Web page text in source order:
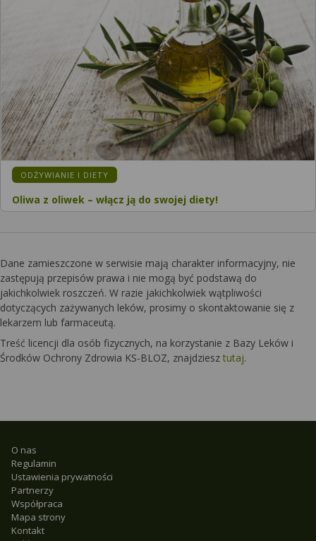
KATEGORIA:
ODŻYWIANIE I DIETY
Oliwa z oliwek – włącz ją do swojej diety!
Dane zamieszczone w serwisie mają charakter informacyjny, nie
zastępują przepisów prawa i nie mogą być podstawą do
jakichkolwiek roszczeń. W razie jakichkolwiek wątpliwości
dotyczących zażywanych leków, prosimy o skontaktowanie się z
lekarzem lub farmaceutą.
Treść licencji dla osób fizycznych, na korzystanie z Bazy Leków i
Środków Ochrony Zdrowia KS-BLOZ, znajdziesz tutaj.
O nas
Regulamin
Ustawienia prywatności
Partnerzy
Współpraca
Mapa strony
Kontakt